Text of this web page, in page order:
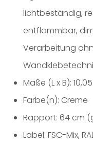
lichtbeständig,
entflammbar,
Verarbeitung
Maße (L x B):
Farbe(n): Creme
Rapport: 64 cm
Label: FSC-Mix,